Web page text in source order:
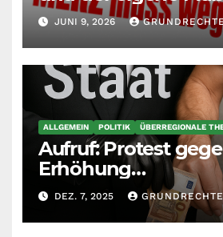
andere richtet,
selbst richten
JUNI 9, 2026
ALLGEMEIN POLITIK ÜBERREGIONALE
Aufruf: Protest
Erhöhung
DEZ. 7, 2025